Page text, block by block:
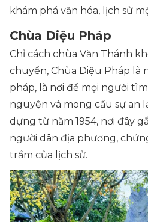
khám phá văn hóa, lịch sử
Chùa Diệu Pháp
Chỉ cách chùa Văn Thánh
chuyển, Chùa Diệu Pháp là
pháp, là nơi để mọi người
nguyện và mong cầu sự an
dựng từ năm 1954, nơi đây
người dân địa phương,
trầm của lịch sử.